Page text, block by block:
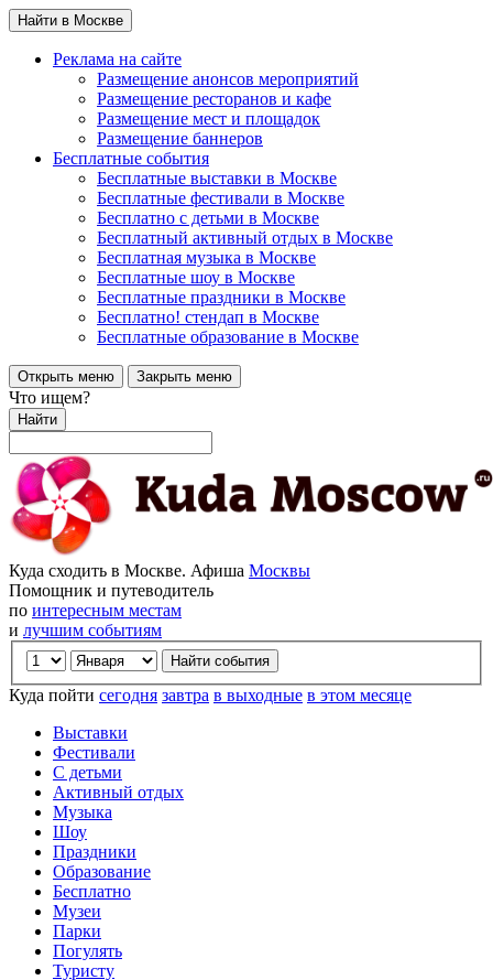
Найти в Москве
Реклама на сайте
Размещение анонсов мероприятий
Размещение ресторанов и кафе
Размещение мест и площадок
Размещение баннеров
Бесплатные события
Бесплатные выставки в Москве
Бесплатные фестивали в Москве
Бесплатно с детьми в Москве
Бесплатный активный отдых в Москве
Бесплатная музыка в Москве
Бесплатные шоу в Москве
Бесплатные праздники в Москве
Бесплатно! стендап в Москве
Бесплатные образование в Москве
Открыть меню Закрыть меню
Что ищем?
Найти
Куда сходить в Москве. Афиша Москвы
Помощник и путеводитель
по интересным местам
и лучшим событиям
Куда пойти сегодня завтра в выходные в этом месяце
Выставки
Фестивали
С детьми
Активный отдых
Музыка
Шоу
Праздники
Образование
Бесплатно
Музеи
Парки
Погулять
Туристу